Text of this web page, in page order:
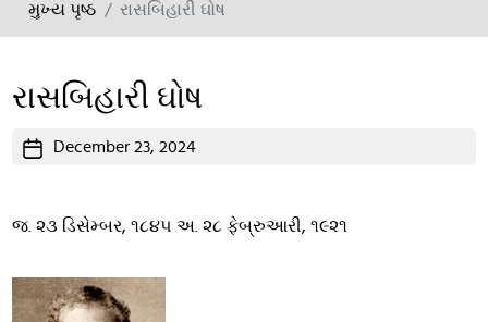
મુખ્ય પૃષ્ઠ રાસબિહારી ઘોષ
રાસબિહારી ઘોષ
PostDecember 23, 2024
જ. ૨૩ ડિસેમ્બર, ૧૮૪૫ અ. ૨૮ ફેબ્રુઆરી, ૧૯૨૧